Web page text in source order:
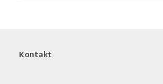
Kontakt